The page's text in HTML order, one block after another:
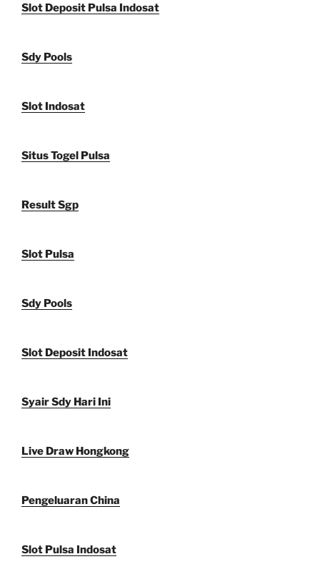
Slot Deposit Pulsa Indosat
Sdy Pools
Slot Indosat
Situs Togel Pulsa
Result Sgp
Slot Pulsa
Sdy Pools
Slot Deposit Indosat
Syair Sdy Hari Ini
Live Draw Hongkong
Pengeluaran China
Slot Pulsa Indosat